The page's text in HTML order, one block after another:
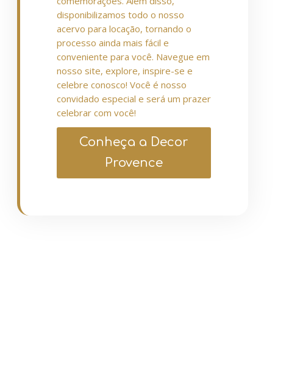
disponibilizamos todo o nosso
acervo para locação, tornando o
processo ainda mais fácil e
conveniente para você. Navegue em
nosso site, explore, inspire-se e
celebre conosco! Você é nosso
convidado especial e será um prazer
celebrar com você!
Conheça a Decor
Provence